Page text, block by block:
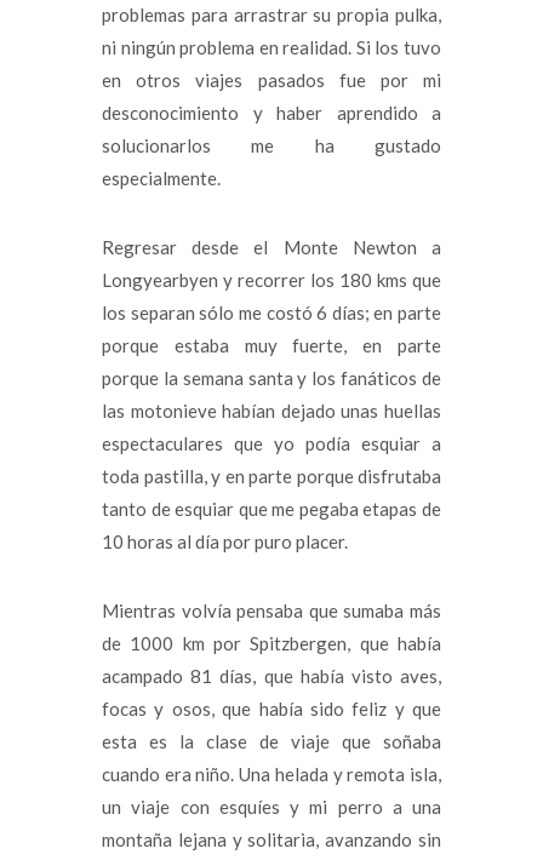
problemas para arrastrar su propia pulka,
ni ningún problema en realidad. Si los tuvo
en otros viajes pasados fue por mi
desconocimiento y haber aprendido a
solucionarlos me ha gustado
especialmente.
Regresar desde el Monte Newton a
Longyearbyen y recorrer los 180 kms que
los separan sólo me costó 6 días; en parte
porque estaba muy fuerte, en parte
porque la semana santa y los fanáticos de
las motonieve habían dejado unas huellas
espectaculares que yo podía esquiar a
toda pastilla, y en parte porque disfrutaba
tanto de esquiar que me pegaba etapas de
10 horas al día por puro placer.
Mientras volvía pensaba que sumaba más
de 1000 km por Spitzbergen, que había
acampado 81 días, que había visto aves,
focas y osos, que había sido feliz y que
esta es la clase de viaje que soñaba
cuando era niño. Una helada y remota isla,
un viaje con esquíes y mi perro a una
montaña lejana y solitaria, avanzando sin